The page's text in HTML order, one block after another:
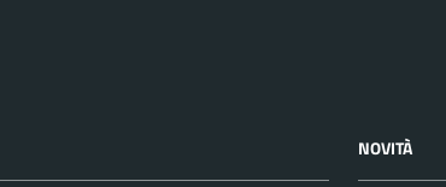
NOVITÀ